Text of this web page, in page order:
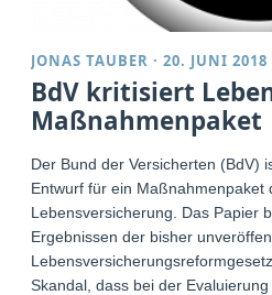
JONAS TAUBER ·20. JUNI 2018
BdV kritisiert
Maßnahmenpaket
Der Bund der Versicherten (BdV)
Entwurf für ein Maßnahmenpaket
Lebensversicherung. Das Papier
Ergebnissen der bisher
Skandal, dass bei der